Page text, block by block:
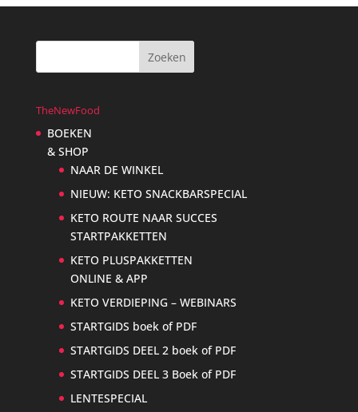
TheNewFood
BOEKEN
& SHOP
NAAR DE WINKEL
NIEUW: KETO SNACKBARSPECIAL
KETO ROUTE NAAR SUCCES
STARTPAKKETTEN
KETO PLUSPAKKETTEN
ONLINE & APP
KETO VERDIEPING – WEBINARS
STARTGIDS boek of PDF
STARTGIDS DEEL 2 boek of PDF
STARTGIDS DEEL 3 Boek of PDF
LENTESPECIAL